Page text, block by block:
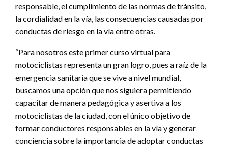
responsable, el cumplimiento de las normas de tránsito,
la cordialidad en la vía, las consecuencias causadas por
conductas de riesgo en la vía entre otras.
“Para nosotros este primer curso virtual para
motociclistas representa un gran logro, pues a raíz de la
emergencia sanitaria que se vive a nivel mundial,
buscamos una opción que nos siguiera permitiendo
capacitar de manera pedagógica y asertiva a los
motociclistas de la ciudad, con el único objetivo de
formar conductores responsables en la vía y generar
conciencia sobre la importancia de adoptar conductas